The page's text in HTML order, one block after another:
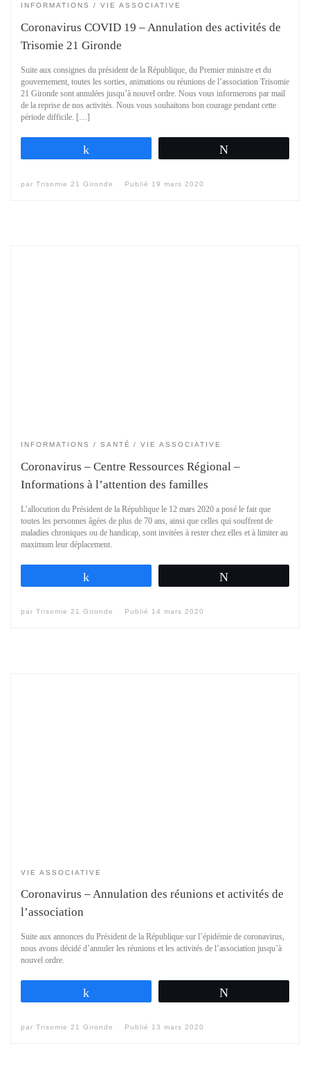
INFORMATIONS VIE ASSOCIATIVE
Coronavirus COVID 19 – Annulation des activités de
Trisomie 21 Gironde
Suite aux consignes du président de la République, du Premier ministre et du
gouvernement, toutes les sorties, animations ou réunions de l’association Trisomie
21 Gironde sont annulées jusqu’à nouvel ordre. Nous vous informerons par mail
de la reprise de nos activités. Nous vous souhaitons bon courage pendant cette
période difficile. […]
par Trisomie 21 Gironde Publié 19 mars 2020
INFORMATIONS SANTÉ VIE ASSOCIATIVE
Coronavirus – Centre Ressources Régional –
Informations à l’attention des familles
L’allocution du Président de la République le 12 mars 2020 a posé le fait que
toutes les personnes âgées de plus de 70 ans, ainsi que celles qui souffrent de
maladies chroniques ou de handicap, sont invitées à rester chez elles et à limiter au
maximum leur déplacement.
par Trisomie 21 Gironde Publié 14 mars 2020
VIE ASSOCIATIVE
Coronavirus – Annulation des réunions et activités de
l’association
Suite aux annonces du Président de la République sur l’épidémie de coronavirus,
nous avons décidé d’annuler les réunions et les activités de l’association jusqu’à
nouvel ordre.
par Trisomie 21 Gironde Publié 13 mars 2020